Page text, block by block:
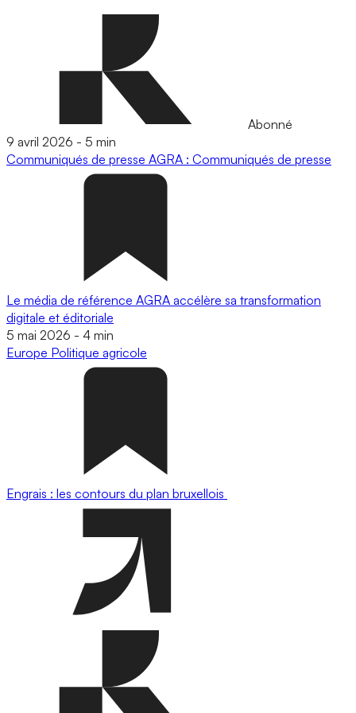
Abonné
9 avril 2026 - 5 min
Communiqués de presse AGRA : Communiqués de presse
Le média de référence AGRA accélère sa transformation
digitale et éditoriale
5 mai 2026 - 4 min
Europe Politique agricole
Engrais : les contours du plan bruxellois